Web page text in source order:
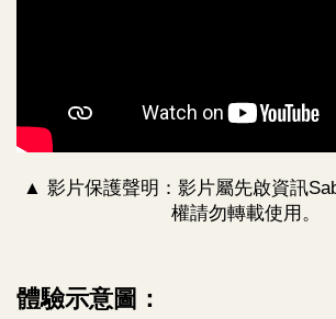
▲ 影片保護聲明：影片屬先啟資訊
權請勿轉載使用。
體驗示意圖：